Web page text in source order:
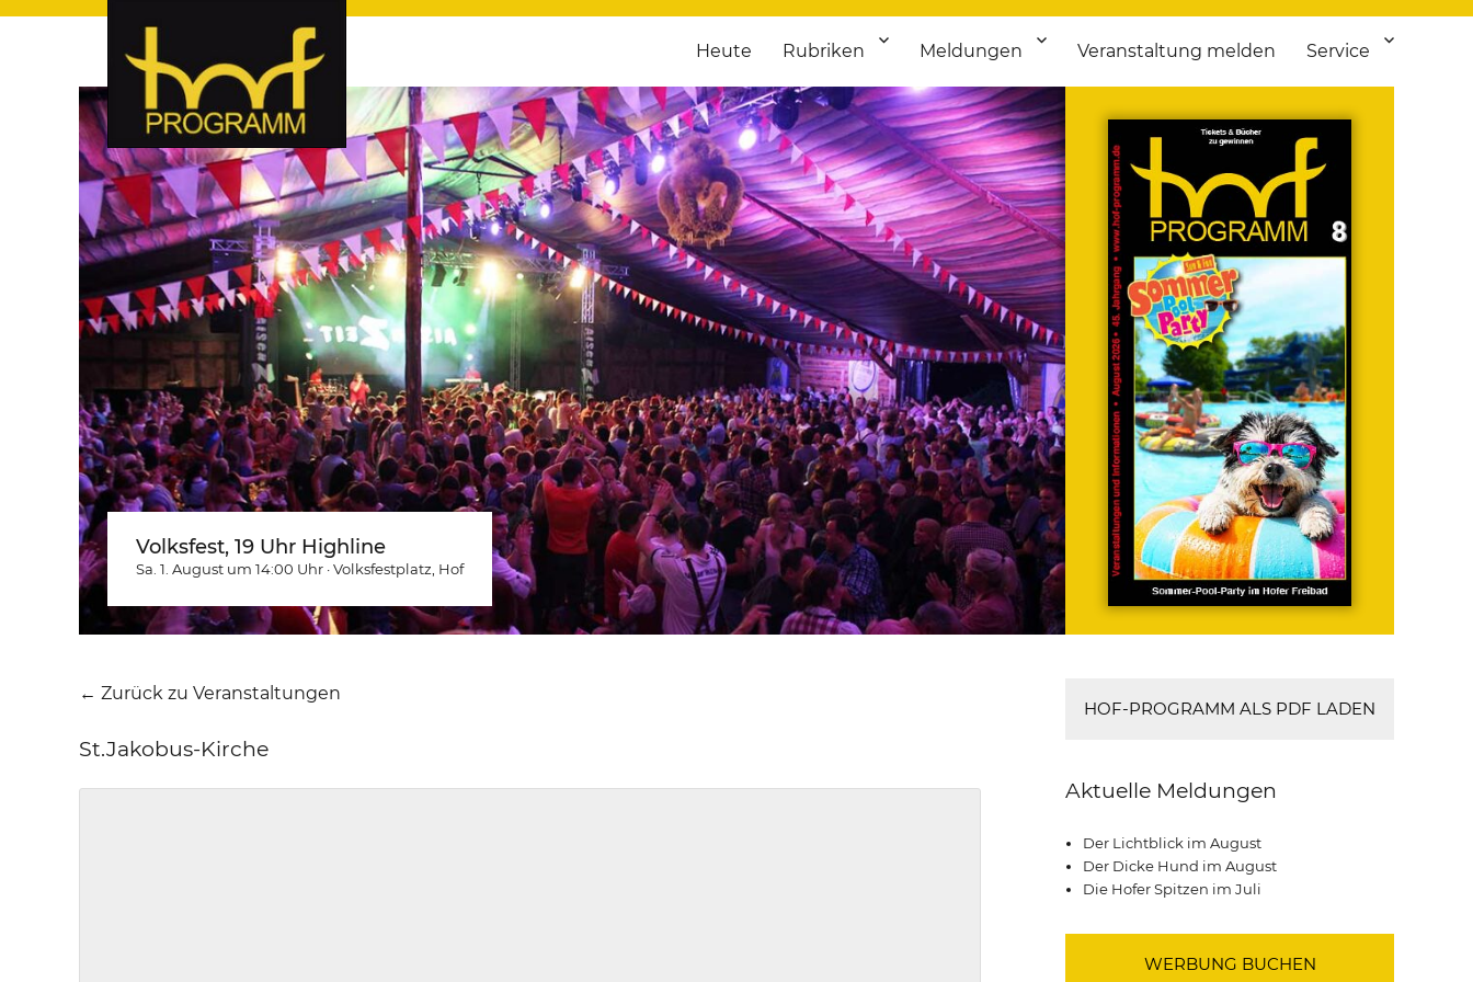
hof-programm – das Veranstaltungsportal für Hochfranken
hof-programm – das Veranstaltungsportal für Hof und Hochfranken. Täglich aktuelle Termine von Kultur bis Sport, von Theater bis Flohmarkt.
Heute Rubriken Meldungen Veranstaltung melden Service
Volksfest, 19 Uhr Highline
Sa. 1. August um 14:00 Uhr ·Volksfestplatz , Hof
← Zurück zu Veranstaltungen
St.Jakobus-Kirche
HOF-PROGRAMM ALS PDF LADEN
Aktuelle Meldungen
Der Lichtblick im August
Der Dicke Hund im August
Die Hofer Spitzen im Juli
WERBUNG BUCHEN